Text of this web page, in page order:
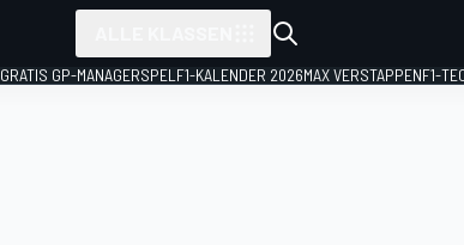
GRATIS GP-MANAGERSPEL F1-KALENDER 2026MAX VERSTAPPENF1-